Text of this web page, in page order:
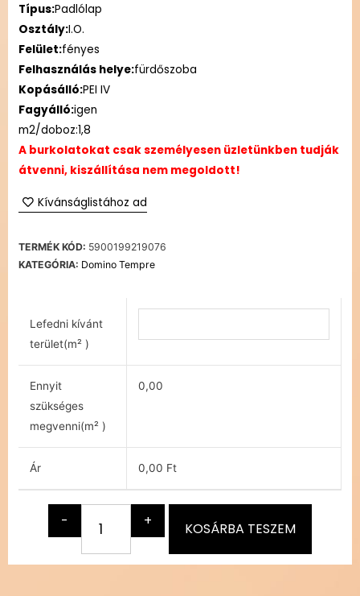
Típus:Padlólap
Osztály:I.O.
Felület:fényes
Felhasználás helye:fürdőszoba
Kopásálló:PEI IV
Fagyálló:igen
m2/doboz:1,8
A burkolatokat csak személyesen üzletünkben tudják
átvenni, kiszállítása nem megoldott!
Kívánságlistához ad
TERMÉK KÓD: 5900199219076
KATEGÓRIA: Domino Tempre
Lefedni kívánt
terület(m² )
Ennyit
szükséges
megvenni(m² )
0,00
Ár 0,00 Ft
- + KOSÁRBA TESZEM